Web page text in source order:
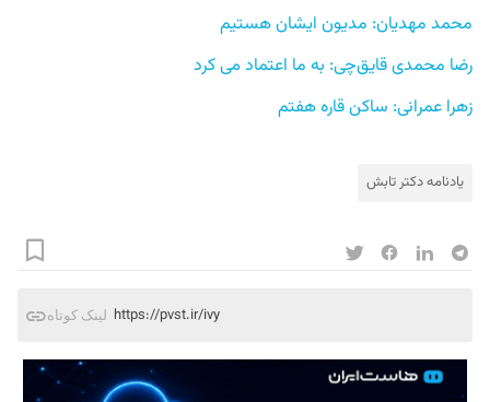
محمد مهدیان: مدیون ایشان هستیم
رضا محمدی قایق‌چی: به ما اعتماد می کرد
زهرا عمرانی: ساکن قاره هفتم
یادنامه دکتر تابش
لینک کوتاه https://pvst.ir/ivy